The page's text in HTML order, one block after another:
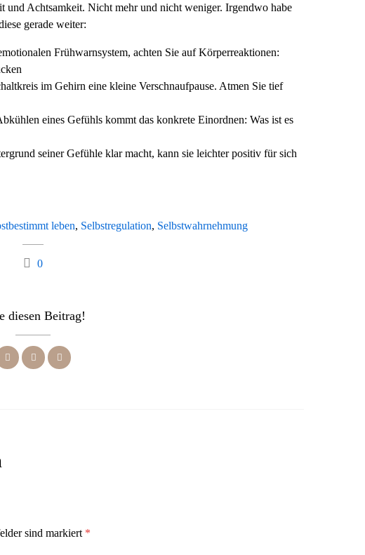
und Achtsamkeit. Nicht mehr und nicht weniger. Irgendwo habe
gerade weiter:
Frühwarnsystem, achten Sie auf Körperreaktionen:
im Gehirn eine kleine Verschnaufpause. Atmen Sie tief
eines Gefühls kommt das konkrete Einordnen: Was ist es
seiner Gefühle klar macht, kann sie leichter positiv für sich
leben, Selbstregulation, Selbstwahrnehmung
0
diesen Beitrag!
sind markiert *